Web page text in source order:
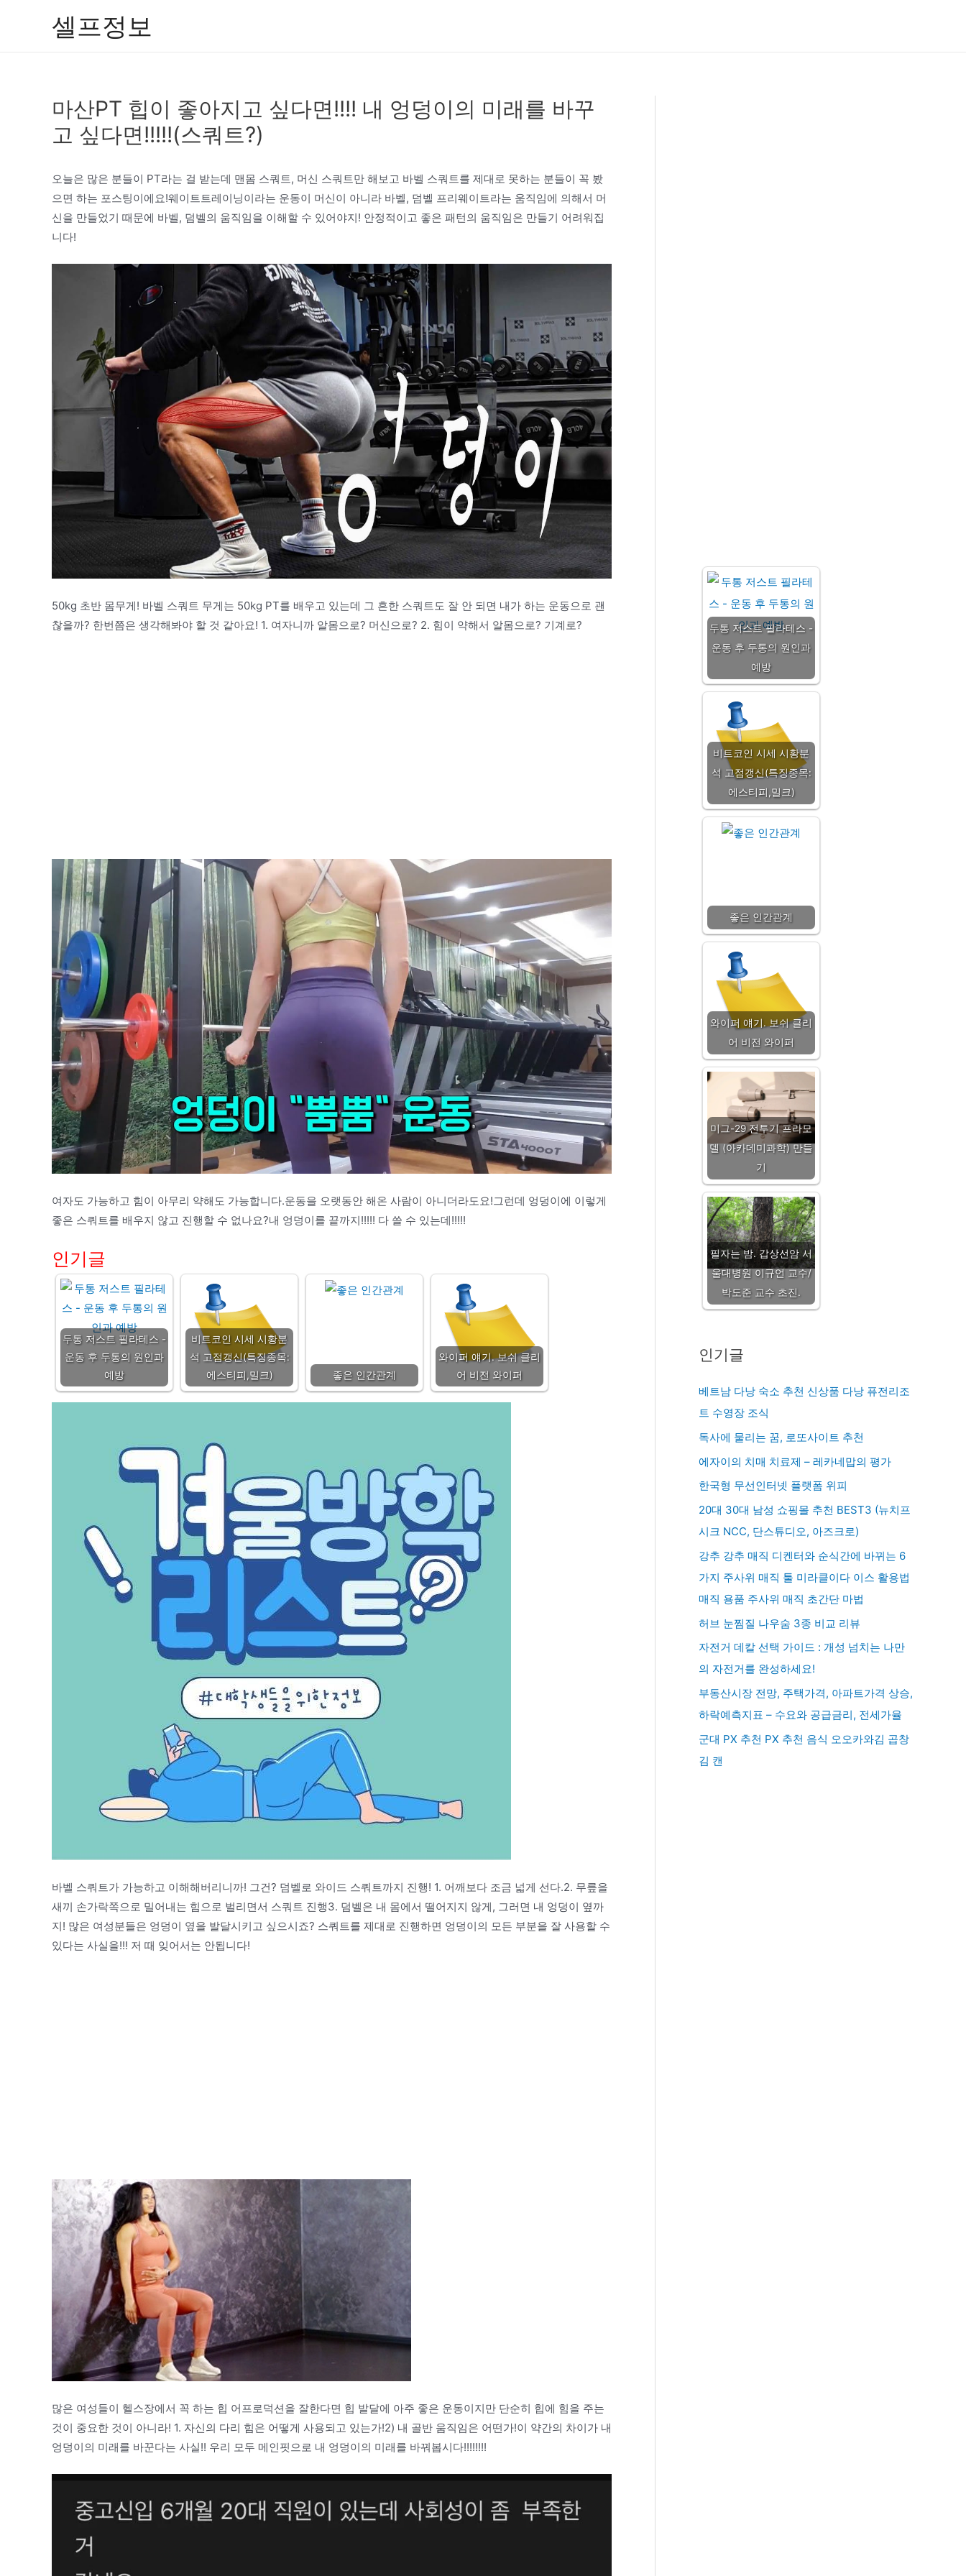
셀프정보
마산PT 힙이 좋아지고 싶다면!!!! 내 엉덩이의 미래를 바꾸
고 싶다면!!!!!(스쿼트?)
오늘은 많은 분들이 PT라는 걸 받는데 맨몸 스쿼트, 머신 스쿼트만 해보고 바벨 스쿼트를 제대로 못하는 분들이 꼭 봤
으면 하는 포스팅이에요!웨이트트레이닝이라는 운동이 머신이 아니라 바벨, 덤벨 프리웨이트라는 움직임에 의해서 머
신을 만들었기 때문에 바벨, 덤벨의 움직임을 이해할 수 있어야지! 안정적이고 좋은 패턴의 움직임은 만들기 어려워집
니다!
50kg 초반 몸무게! 바벨 스쿼트 무게는 50kg PT를 배우고 있는데 그 흔한 스쿼트도 잘 안 되면 내가 하는 운동으로 괜
찮을까? 한번쯤은 생각해봐야 할 것 같아요! 1. 여자니까 알몸으로? 머신으로? 2. 힘이 약해서 알몸으로? 기계로?
여자도 가능하고 힘이 아무리 약해도 가능합니다.운동을 오랫동안 해온 사람이 아니더라도요!그런데 엉덩이에 이렇게
좋은 스쿼트를 배우지 않고 진행할 수 없나요?내 엉덩이를 끝까지!!!!! 다 쓸 수 있는데!!!!!
인기글
두통 저스트 필라테스 -
운동 후 두통의 원인과
예방
비트코인 시세 시황분
석 고점갱신(특징종목:
에스티피,밀크)
좋은 인간관계
와이퍼 얘기. 보쉬 클리
어 비전 와이퍼
바벨 스쿼트가 가능하고 이해해버리니까! 그건? 덤벨로 와이드 스쿼트까지 진행! 1. 어깨보다 조금 넓게 선다.2. 무릎을
새끼 손가락쪽으로 밀어내는 힘으로 벌리면서 스쿼트 진행3. 덤벨은 내 몸에서 떨어지지 않게, 그러면 내 엉덩이 옆까
지! 많은 여성분들은 엉덩이 옆을 발달시키고 싶으시죠? 스쿼트를 제대로 진행하면 엉덩이의 모든 부분을 잘 사용할 수
있다는 사실을!!! 저 때 잊어서는 안됩니다!
많은 여성들이 헬스장에서 꼭 하는 힙 어프로덕션을 잘한다면 힙 발달에 아주 좋은 운동이지만 단순히 힙에 힘을 주는
것이 중요한 것이 아니라! 1. 자신의 다리 힘은 어떻게 사용되고 있는가!2) 내 골반 움직임은 어떤가!이 약간의 차이가 내
엉덩이의 미래를 바꾼다는 사실!! 우리 모두 메인핏으로 내 엉덩이의 미래를 바꿔봅시다!!!!!!!!
두통 저스트 필라테스 -
운동 후 두통의 원인과
예방
비트코인 시세 시황분
석 고점갱신(특징종목:
에스티피,밀크)
좋은 인간관계
와이퍼 얘기. 보쉬 클리
어 비전 와이퍼
미그-29 전투기 프라모
델 (아카데미과학) 만들
기
필자는 밤. 갑상선암 서
울대병원 이규언 교수/
박도준 교수 초진.
인기글
베트남 다낭 숙소 추천 신상품 다낭 퓨전리조
트 수영장 조식
독사에 물리는 꿈, 로또사이트 추천
에자이의 치매 치료제 – 레카네맙의 평가
한국형 무선인터넷 플랫폼 위피
20대 30대 남성 쇼핑몰 추천 BEST3 (뉴치프
시크 NCC, 단스튜디오, 아즈크로)
강추 강추 매직 디켄터와 순식간에 바뀌는 6
가지 주사위 매직 툴 미라클이다 이스 활용법
매직 용품 주사위 매직 초간단 마법
허브 눈찜질 나우숨 3종 비교 리뷰
자전거 데칼 선택 가이드 : 개성 넘치는 나만
의 자전거를 완성하세요!
부동산시장 전망, 주택가격, 아파트가격 상승,
하락예측지표 – 수요와 공급금리, 전세가율
군대 PX 추천 PX 추천 음식 오오카와김 곱창
김 캔